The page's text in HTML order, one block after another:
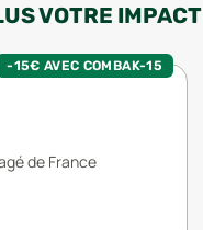
VOTRE IMPACT
-15€ AVEC COMBAK-15
de France